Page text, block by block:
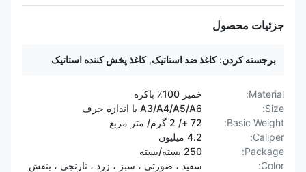
جزئیات محصول
برجسته کردن: کاغذ ضد استاتیک,کاغذ پخش کننده استاتیک
Material:
خمیر 100٪ باکره
Size:
A3/A4/A5/A6 یا اندازه حرف
Basic Weight:
72 +/ 2 گرم/ متر مربع
Caliper:
4.2 میلیون
Package:
250 بسته/بسته
Color:
سفید ، صورتی ، سبز ، زرد ، نارنجی ، بنفش